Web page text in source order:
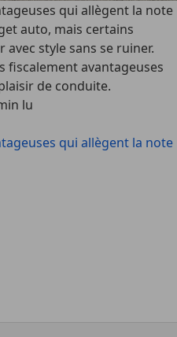
qui allègent la note
auto, mais certains
style sans se ruiner.
fiscalement avantageuses
de conduite.
lu
qui allègent la note